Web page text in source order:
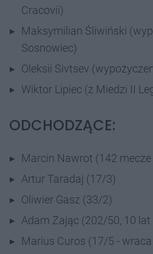
Cracovii)
Maksymilian Śliwiński
Sosnowiec)
Oleksii Sivtsev
Wiktor Lipiec (z Miedzi II
ODCHODZĄCE:
Marcin Nawrot (142
Artur Taradaj (17/3)
Oliwier Gasz (33/2)
Adam Zając (202/50, 10 lat
Marius Curos (17/5 -